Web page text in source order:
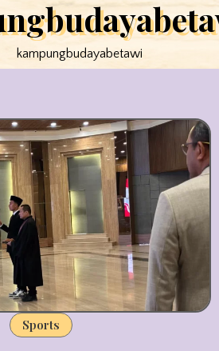
kampungbudayabetawi
Sports